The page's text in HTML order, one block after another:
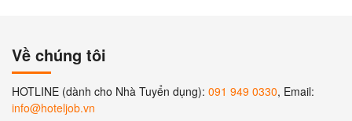
Về chúng tôi
HOTLINE (dành cho Nhà Tuyển dụng): 091 949 0330, Email:
info@hoteljob.vn